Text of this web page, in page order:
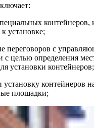
контейнеров,
установке;
переговоров с
с целью определения
установки контейнеров;
установку контейнеров
площадки;